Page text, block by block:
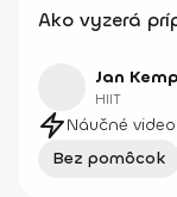
Ako vyzerá
Jan
HIIT
Náučné video
Bez pomôcok